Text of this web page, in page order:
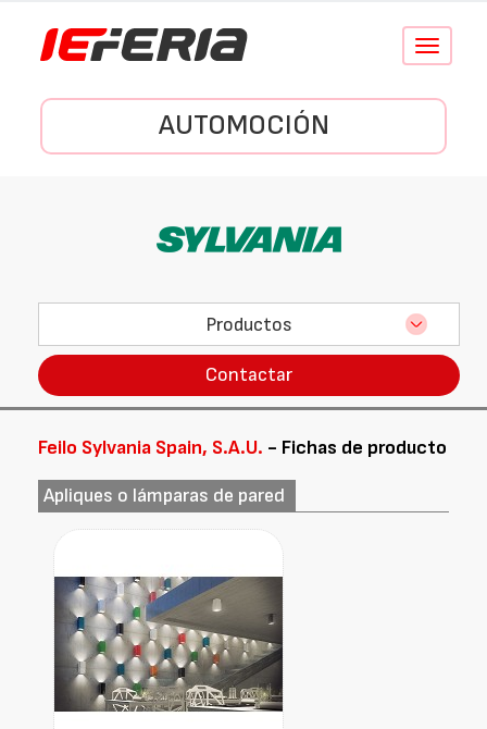
Conmutar
AUTOMOCIÓN
Productos
Contactar
Feilo Sylvania Spain, S.A.U. - Fichas de producto
Apliques o lámparas de pared